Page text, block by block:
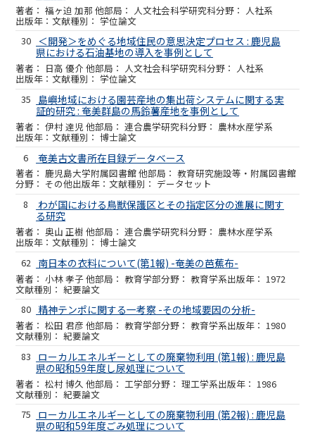
福ヶ迫 加那 他 人文社会科学研究科 人社系
学位論文
30 ＜開発＞をめぐる地域住民の意思決定プロセス : 鹿児島
県における石油基地の導入を事例として
日高 優介 他 人文社会科学研究科 人社系
学位論文
35
島嶼地域における園芸産地の集出荷システムに関する実
証的研究 : 奄美群島の馬鈴薯産地を事例として
伊村 達児 他 連合農学研究科 農林水産学系
博士論文
6
奄美古文書所在目録データベース
鹿児島大学附属図書館 他 教育研究施設等・附属図書館
その他
データセット
8
わが国における鳥獣保護区とその指定区分の進展に関す
る研究
奥山 正樹 他 連合農学研究科 農林水産学系
博士論文
62
南日本の衣料について(第1報) -奄美の芭蕉布-
小林 孝子 他 教育学部 教育学系 1972
紀要論文
80 精神テンポに関する一考察 -その地域要因の分析-
松田 君彦 他 教育学部 教育学系 1980
紀要論文
83
ローカルエネルギーとしての廃棄物利用 (第1報) : 鹿児島
県の昭和59年度し尿処理について
松村 博久 他 工学部 理工学系 1986
紀要論文
75
ローカルエネルギーとしての廃棄物利用 (第2報) : 鹿児島
県の昭和59年度ごみ処理について